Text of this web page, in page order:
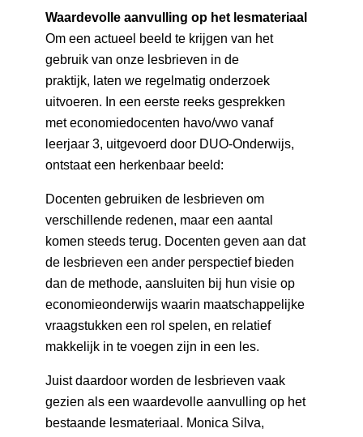
Waardevolle aanvulling op het lesmateriaal
Om een actueel beeld te krijgen van het
gebruik van onze lesbrieven in de
praktijk, laten we regelmatig onderzoek
uitvoeren. In een eerste reeks gesprekken
met economiedocenten havo/vwo vanaf
leerjaar 3, uitgevoerd door DUO-Onderwijs,
ontstaat een herkenbaar beeld:
Docenten gebruiken de lesbrieven om
verschillende redenen, maar een aantal
komen steeds terug. Docenten geven aan dat
de lesbrieven een ander perspectief bieden
dan de methode, aansluiten bij hun visie op
economieonderwijs waarin maatschappelijke
vraagstukken een rol spelen, en relatief
makkelijk in te voegen zijn in een les.
Juist daardoor worden de lesbrieven vaak
gezien als een waardevolle aanvulling op het
bestaande lesmateriaal. Monica Silva,